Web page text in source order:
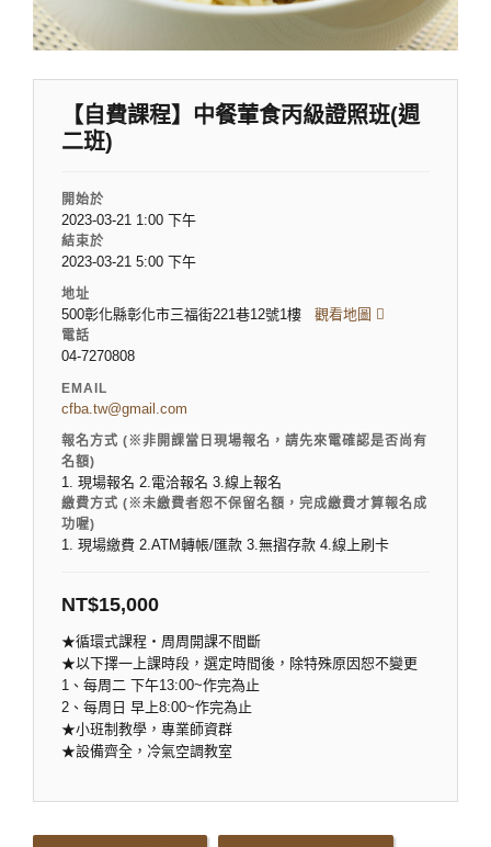
【自費課程】中餐葷食丙級證照班(週
二班)
開始於
2023-03-21 1:00 下午
結束於
2023-03-21 5:00 下午
地址
500彰化縣彰化市三福街221巷12號1樓 觀看地圖
電話
04-7270808
EMAIL
cfba.tw@gmail.com
報名方式 (※非開課當日現場報名，請先來電確認是否尚有
名額)
1. 現場報名 2.電洽報名 3.線上報名
繳費方式 (※未繳費者恕不保留名額，完成繳費才算報名成
功喔)
1. 現場繳費 2.ATM轉帳/匯款 3.無摺存款 4.線上刷卡
NT$15,000
★循環式課程‧周周開課不間斷
★以下擇一上課時段，選定時間後，除特殊原因恕不變更
1、每周二 下午13:00~作完為止
2、每周日 早上8:00~作完為止
★小班制教學，專業師資群
★設備齊全，冷氣空調教室